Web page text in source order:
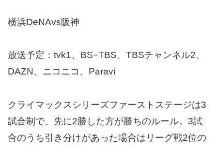
横浜DeNAvs阪神
放送予定：tvk1、BS−TBS、TBSチャンネル2、
DAZN、ニコニコ、Paravi
クライマックスシリーズファーストステージは3
試合制で、先に2勝した方が勝ちのルール。3試
合のうち引き分けがあった場合はリーグ戦2位の